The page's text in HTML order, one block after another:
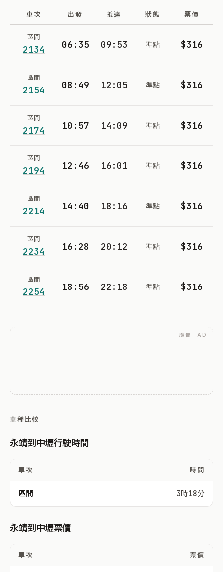
車次 出發 抵達 狀態 票價
區間
2134 06:35 09:53 準點 $316
區間
2154 08:49 12:05 準點 $316
區間
2174 10:57 14:09 準點 $316
區間
2194 12:46 16:01 準點 $316
區間
2214 14:40 18:16 準點 $316
區間
2234 16:28 20:12 準點 $316
區間
2254 18:56 22:18 準點 $316
廣告 · AD
車種比較
永靖到中壢行駛時間
車次 時間
區間 3時18分
永靖到中壢票價
車次 票價